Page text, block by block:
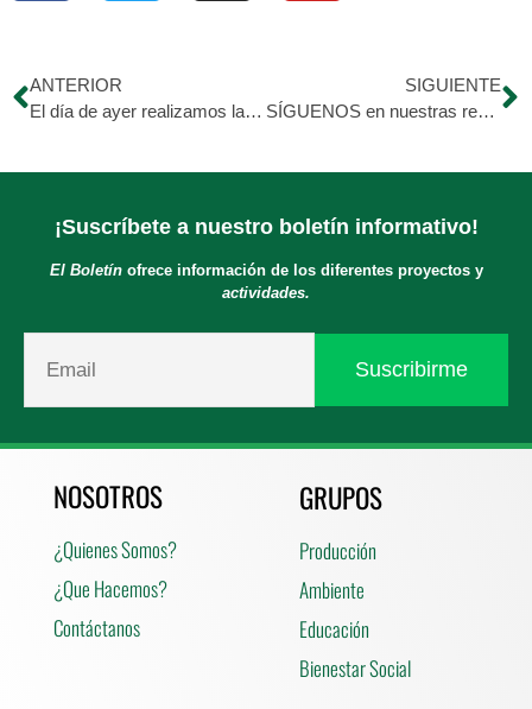
ANTERIOR
El día de ayer realizamos la Olla Solidaria en la Comunidad «La Coqueta» calle 10
SIGUIENTE
SÍGUENOS en nuestras redes sociales para que estes informado de nuestra labor, Informaciones y actividades que realizamos. ?
¡Suscríbete a nuestro boletín informativo!
El Boletínofrece información de los diferentes proyectos y
actividades.
NOSOTROS
¿Quienes Somos?
¿Que Hacemos?
Contáctanos
GRUPOS
Producción
Ambiente
Educación
Bienestar Social